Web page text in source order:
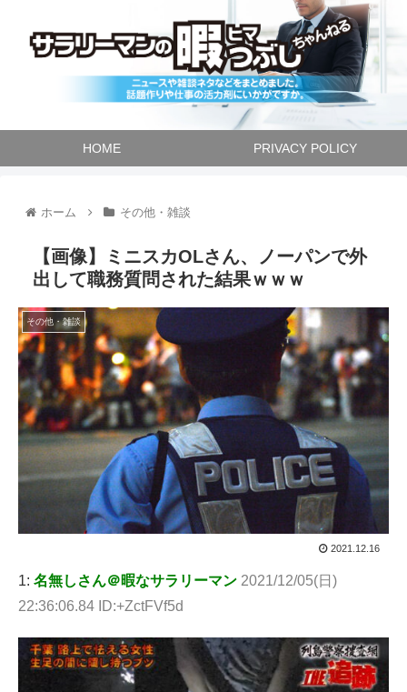
HOME PRIVACY POLICY
ホーム その他・雑談
【画像】ミニスカOLさん、ノーパンで外
出して職務質問された結果ｗｗｗ
その他・雑談
2021.12.16
1: 名無しさん＠暇なサラリーマン 2021/12/05(日)
22:36:06.84 ID:+ZctFVf5d